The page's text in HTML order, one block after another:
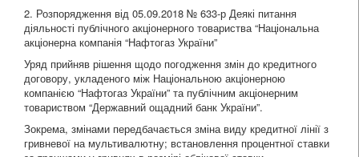
2. Розпорядження від 05.09.2018 № 633-р Деякі питання
діяльності публічного акціонерного товариства “Національна
акціонерна компанія “Нафтогаз України”
Уряд прийняв рішення щодо погодження змін до кредитного
договору, укладеного між Національною акціонерною
компанією “Нафтогаз України” та публічним акціонерним
товариством “Державний ощадний банк України”.
Зокрема, змінами передбачається зміна виду кредитної лінії з
гривневої на мультивалютну; встановлення процентної ставки